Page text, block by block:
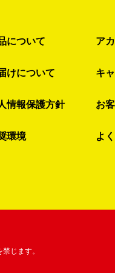
について ア
けについて キ
情報保護方針 お
環境 よ
じます。